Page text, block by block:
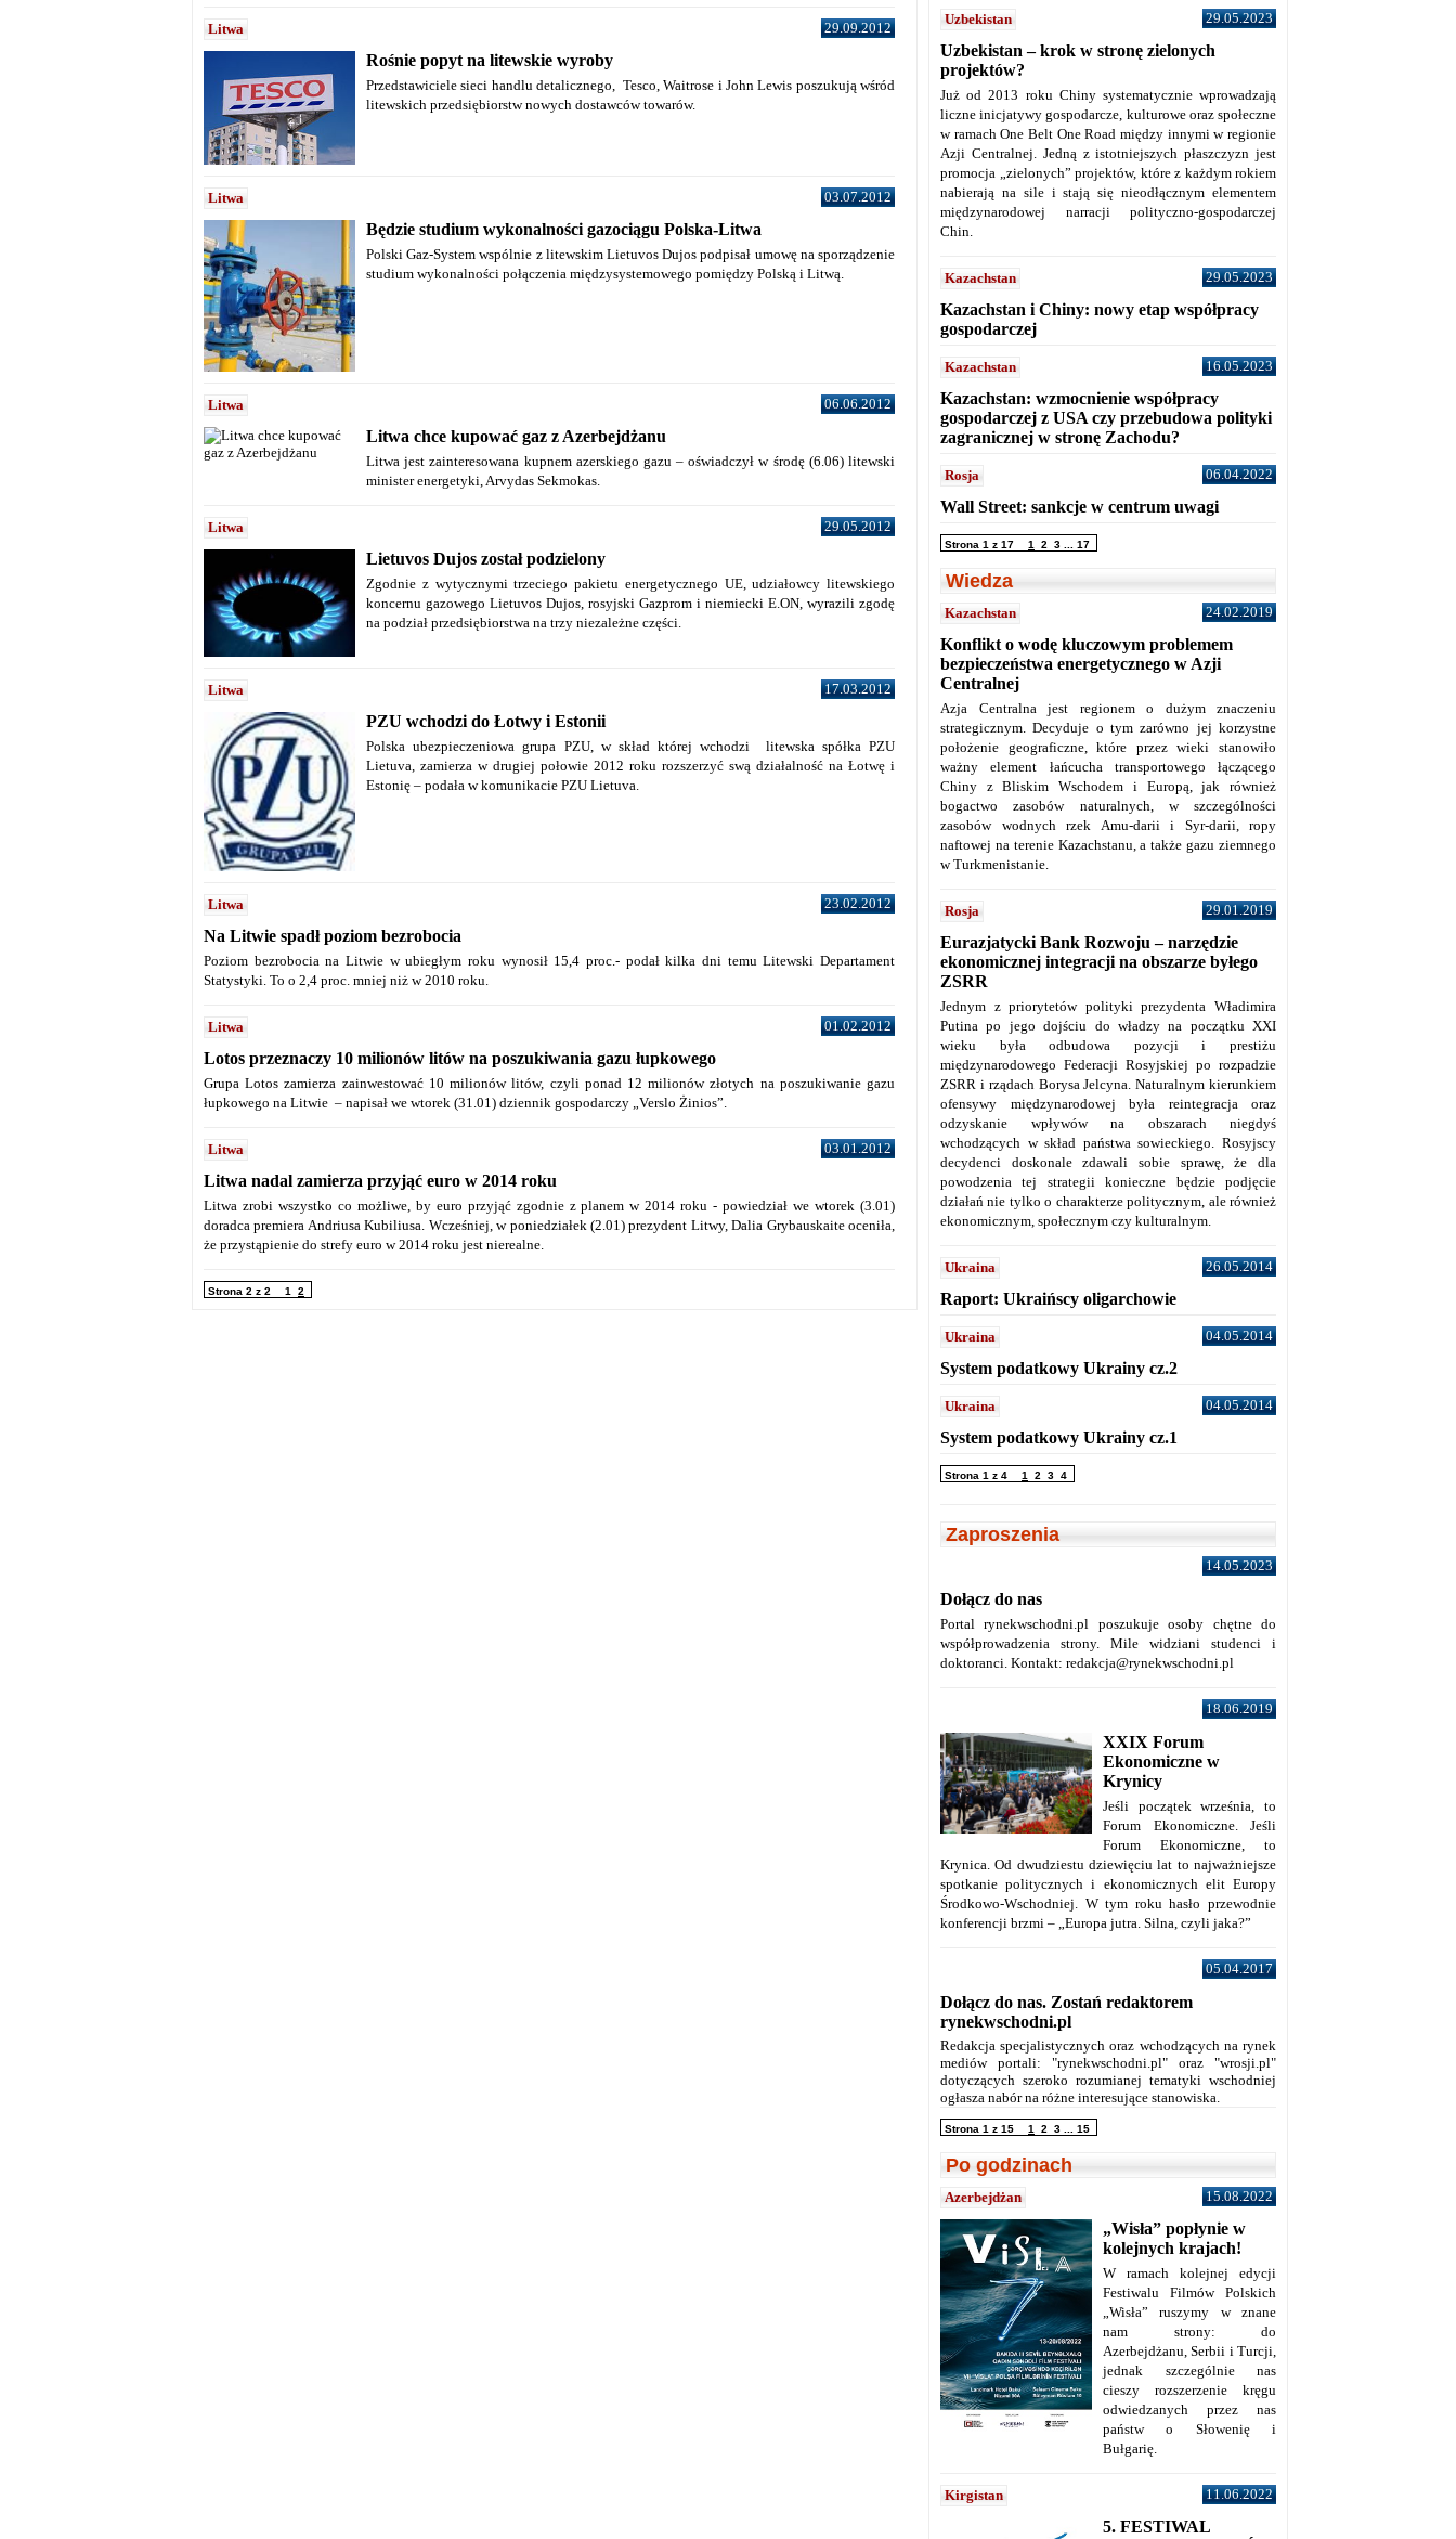
Litwa 29.09.2012
Rośnie popyt na litewskie wyroby
Przedstawiciele sieci handlu detalicznego, Tesco, Waitrose i John Lewis poszukują wśród
litewskich przedsiębiorstw nowych dostawców towarów.
Litwa 03.07.2012
Będzie studium wykonalności gazociągu Polska-Litwa
Polski Gaz-System wspólnie z litewskim Lietuvos Dujos podpisał umowę na sporządzenie
studium wykonalności połączenia międzysystemowego pomiędzy Polską i Litwą.
Litwa 06.06.2012
Litwa chce kupować gaz z Azerbejdżanu
Litwa jest zainteresowana kupnem azerskiego gazu – oświadczył w środę (6.06) litewski
minister energetyki, Arvydas Sekmokas.
Litwa 29.05.2012
Lietuvos Dujos został podzielony
Zgodnie z wytycznymi trzeciego pakietu energetycznego UE, udziałowcy litewskiego
koncernu gazowego Lietuvos Dujos, rosyjski Gazprom i niemiecki E.ON, wyrazili zgodę
na podział przedsiębiorstwa na trzy niezależne części.
Litwa 17.03.2012
PZU wchodzi do Łotwy i Estonii
Polska ubezpieczeniowa grupa PZU, w skład której wchodzi litewska spółka PZU
Lietuva, zamierza w drugiej połowie 2012 roku rozszerzyć swą działalność na Łotwę i
Estonię – podała w komunikacie PZU Lietuva.
Litwa 23.02.2012
Na Litwie spadł poziom bezrobocia
Poziom bezrobocia na Litwie w ubiegłym roku wynosił 15,4 proc.- podał kilka dni temu Litewski Departament
Statystyki. To o 2,4 proc. mniej niż w 2010 roku.
Litwa 01.02.2012
Lotos przeznaczy 10 milionów litów na poszukiwania gazu łupkowego
Grupa Lotos zamierza zainwestować 10 milionów litów, czyli ponad 12 milionów złotych na poszukiwanie gazu
łupkowego na Litwie – napisał we wtorek (31.01) dziennik gospodarczy „Verslo Żinios”.
Litwa 03.01.2012
Litwa nadal zamierza przyjąć euro w 2014 roku
Litwa zrobi wszystko co możliwe, by euro przyjąć zgodnie z planem w 2014 roku - powiedział we wtorek (3.01)
doradca premiera Andriusa Kubiliusa. Wcześniej, w poniedziałek (2.01) prezydent Litwy, Dalia Grybauskaite oceniła,
że przystąpienie do strefy euro w 2014 roku jest nierealne.
Strona 2 z 2 1 2
Uzbekistan 29.05.2023
Uzbekistan – krok w stronę zielonych
projektów?
Już od 2013 roku Chiny systematycznie wprowadzają
liczne inicjatywy gospodarcze, kulturowe oraz społeczne
w ramach One Belt One Road między innymi w regionie
Azji Centralnej. Jedną z istotniejszych płaszczyzn jest
promocja „zielonych” projektów, które z każdym rokiem
nabierają na sile i stają się nieodłącznym elementem
międzynarodowej narracji polityczno-gospodarczej
Chin.
Kazachstan 29.05.2023
Kazachstan i Chiny: nowy etap współpracy
gospodarczej
Kazachstan 16.05.2023
Kazachstan: wzmocnienie współpracy
gospodarczej z USA czy przebudowa polityki
zagranicznej w stronę Zachodu?
Rosja 06.04.2022
Wall Street: sankcje w centrum uwagi
Strona 1 z 17 1 2 3 17
Wiedza
Kazachstan 24.02.2019
Konflikt o wodę kluczowym problemem
bezpieczeństwa energetycznego w Azji
Centralnej
Azja Centralna jest regionem o dużym znaczeniu
strategicznym. Decyduje o tym zarówno jej korzystne
położenie geograficzne, które przez wieki stanowiło
ważny element łańcucha transportowego łączącego
Chiny z Bliskim Wschodem i Europą, jak również
bogactwo zasobów naturalnych, w szczególności
zasobów wodnych rzek Amu-darii i Syr-darii, ropy
naftowej na terenie Kazachstanu, a także gazu ziemnego
w Turkmenistanie.
Rosja 29.01.2019
Eurazjatycki Bank Rozwoju – narzędzie
ekonomicznej integracji na obszarze byłego
ZSRR
Jednym z priorytetów polityki prezydenta Władimira
Putina po jego dojściu do władzy na początku XXI
wieku była odbudowa pozycji i prestiżu
międzynarodowego Federacji Rosyjskiej po rozpadzie
ZSRR i rządach Borysa Jelcyna. Naturalnym kierunkiem
ofensywy międzynarodowej była reintegracja oraz
odzyskanie wpływów na obszarach niegdyś
wchodzących w skład państwa sowieckiego. Rosyjscy
decydenci doskonale zdawali sobie sprawę, że dla
powodzenia tej strategii konieczne będzie podjęcie
działań nie tylko o charakterze politycznym, ale również
ekonomicznym, społecznym czy kulturalnym.
Ukraina 26.05.2014
Raport: Ukraińscy oligarchowie
Ukraina 04.05.2014
System podatkowy Ukrainy cz.2
Ukraina 04.05.2014
System podatkowy Ukrainy cz.1
Strona 1 z 4 1 2 3 4
Zaproszenia
14.05.2023
Dołącz do nas
Portal rynekwschodni.pl poszukuje osoby chętne do
współprowadzenia strony. Mile widziani studenci i
doktoranci. Kontakt: redakcja@rynekwschodni.pl
18.06.2019
XXIX Forum
Ekonomiczne w
Krynicy
Jeśli początek września, to
Forum Ekonomiczne. Jeśli
Forum Ekonomiczne, to
Krynica. Od dwudziestu dziewięciu lat to najważniejsze
spotkanie politycznych i ekonomicznych elit Europy
Środkowo-Wschodniej. W tym roku hasło przewodnie
konferencji brzmi – „Europa jutra. Silna, czyli jaka?”
05.04.2017
Dołącz do nas. Zostań redaktorem
rynekwschodni.pl
Redakcja specjalistycznych oraz wchodzących na rynek
mediów portali: "rynekwschodni.pl" oraz "wrosji.pl"
dotyczących szeroko rozumianej tematyki wschodniej
ogłasza nabór na różne interesujące stanowiska.
Strona 1 z 15 1 2 3 15
Po godzinach
Azerbejdżan 15.08.2022
„Wisła” popłynie w
kolejnych krajach!
W ramach kolejnej edycji
Festiwalu Filmów Polskich
„Wisła” ruszymy w znane
nam strony: do
Azerbejdżanu, Serbii i Turcji,
jednak szczególnie nas
cieszy rozszerzenie kręgu
odwiedzanych przez nas
państw o Słowenię i
Bułgarię.
Kirgistan 11.06.2022
5. FESTIWAL